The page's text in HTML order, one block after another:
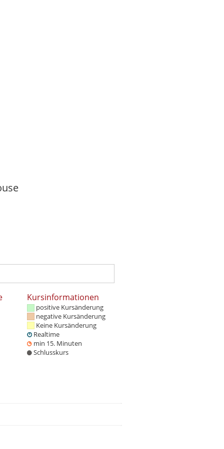
Kursinformationen
positive Kursänderung
negative Kursänderung
Keine Kursänderung
Realtime
min 15. Minuten
Schlusskurs